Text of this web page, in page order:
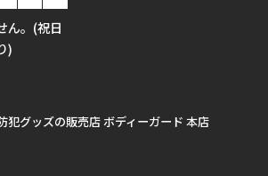
ん。(祝日
)
犯グッズの販売店 ボディーガード 本店